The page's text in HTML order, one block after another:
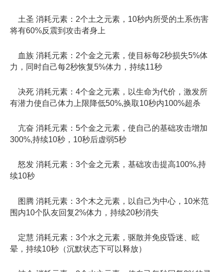
土圣 消耗元素：2个土之元素，10秒内所受的土系伤害
将有60%反震到攻击者身上
血族 消耗元素：2个金之元素，使目标每2秒损失5%体
力，同时自己每2秒恢复5%体力，持续11秒
决死 消耗元素：4个金之元素，以生命为代价，激发所
有潜力使自己体力上限降低50%,换取10秒内100%超杀
亢奋 消耗元素：5个金之元素，使自己的基础攻击增加
300%,持续10秒，10秒后虚弱5秒
怒发 消耗元素：3个金之元素，基础攻击提高100%,持
续10秒
图腾 消耗元素：3个木之元素，以自己为中心，10米范
围内10个队友回复2%体力，持续20秒消失
定慧 消耗元素：3个水之元素，驱散并免疫昏迷、眩
晕，持续10秒（沉默状态下可以释放）